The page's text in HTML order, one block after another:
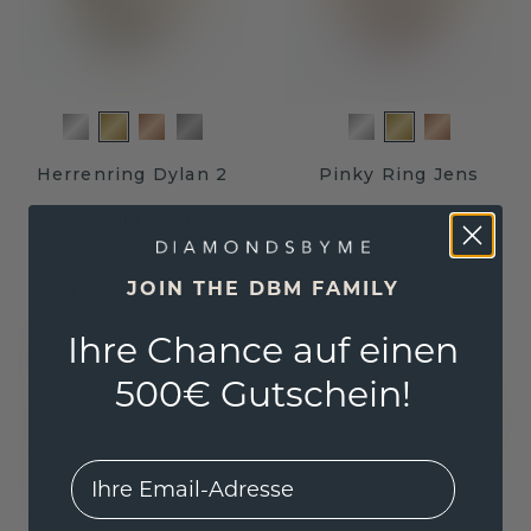
Herrenring Dylan 2
Exkl. MwSt. & Zölle
Pinky Ring Jens
Exkl. MwSt. & Zölle
JOIN THE DBM FAMILY
Ihre Chance auf einen
500€ Gutschein!
EMail